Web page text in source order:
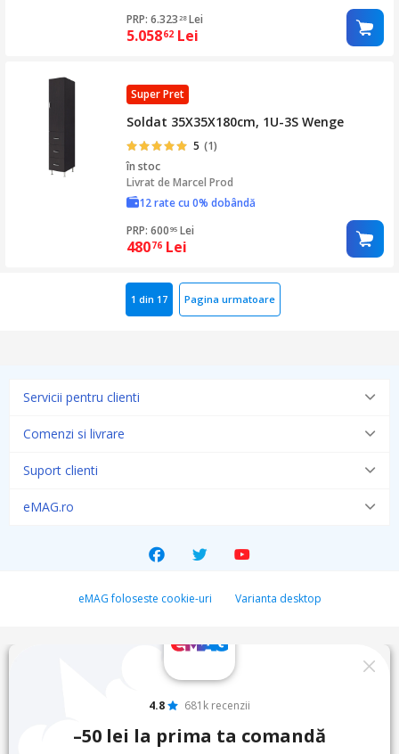
PRP: 6.323 28 Lei
5.05862 Lei
Super Pret
Soldat 35X35X180cm, 1U-3S Wenge
5 (1)
în stoc
Livrat deMarcel Prod
12 rate cu 0% dobândă
PRP: 600 95 Lei
48076 Lei
1 din 17 Pagina urmatoare
Servicii pentru clienti
Comenzi si livrare
Suport clienti
eMAG.ro
eMAG foloseste cookie-uri Varianta desktop
4.8 681k recenzii
–50 lei la prima ta comandă